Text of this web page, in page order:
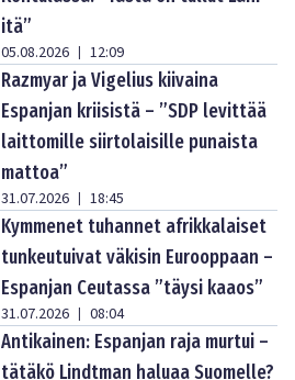
itä”
05.08.2026 | 12:09
Razmyar ja Vigelius kiivaina
Espanjan kriisistä – ”SDP levittää
laittomille siirtolaisille punaista
mattoa”
31.07.2026 | 18:45
Kymmenet tuhannet afrikkalaiset
tunkeutuivat väkisin Eurooppaan –
Espanjan Ceutassa ”täysi kaaos”
31.07.2026 | 08:04
Antikainen: Espanjan raja murtui –
tätäkö Lindtman haluaa Suomelle?